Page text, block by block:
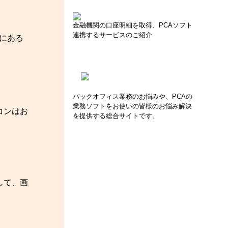
金融機関の口座明細を取得、PCAソフト
連携するサービスのご紹介
バックオフィス業務のお悩みや、PCAの
業務ソフトをお使いの皆様のお悩み解決
を提供する総合サイトです。
ある
ンはお
て、画